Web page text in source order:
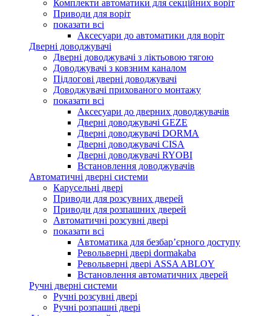
Комплекти автоматики для секційних воріт
Приводи для воріт
показати всі
Аксесуари до автоматики для воріт
Дверні доводжувачі
Дверні доводжувачі з ліктьовою тягою
Доводжувачі з ковзним каналом
Підлогові дверні доводжувачі
Доводжувачі прихованого монтажу
показати всі
Аксесуари до дверних доводжувачів
Дверні доводжувачі GEZE
Дверні доводжувачі DORMA
Дверні доводжувачі CISA
Дверні доводжувачі RYOBI
Встановлення доводжувачів
Автоматичні дверні системи
Карусельні двері
Приводи для розсувних дверей
Приводи для розпашних дверей
Автоматичні розсувні двері
показати всі
Автоматика для безбар’єрного доступу
Револьверні двері dormakaba
Револьверні двері ASSA ABLOY
Встановлення автоматичних дверей
Ручні дверні системи
Ручні розсувні двері
Ручні розпашні двері